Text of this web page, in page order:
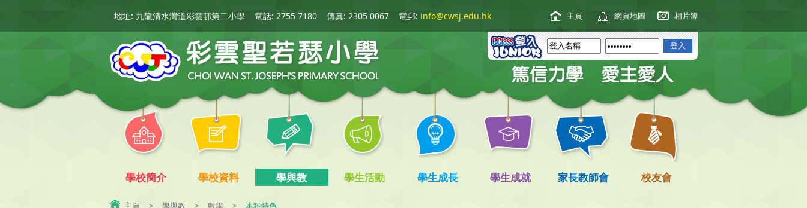
地址: 九龍清水灣道彩雲邨第二小學 電話: 2755 7180 傳真: 2305 0067 電郵: info@cwsj.edu.hk 主頁 網頁地圖 相片簿
學校簡介 學校資料 學與教 學生活動 學生成長 學生成就 家長教師會 校友會
主頁 > 學與教 > 數學 > 本科特色